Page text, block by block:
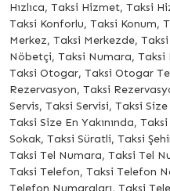
Hızlıca, Taksi Hizmet, Taksi
Taksi Konforlu, Taksi Konum,
Merkez, Taksi Merkezde,
Nöbetçi, Taksi Numara, Taksi
Taksi Otogar, Taksi Otogar
Rezervasyon, Taksi
Servis, Taksi Servisi, Taksi
Taksi Size En Yakınında,
Sokak, Taksi Süratli, Taksi
Taksi Tel Numara, Taksi Tel
Taksi Telefon, Taksi Telefon
Telefon Numaraları, Taksi